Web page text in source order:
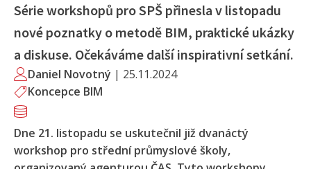
Série workshopů pro SPŠ přinesla v listopadu
nové poznatky o metodě BIM, praktické ukázky
a diskuse. Očekáváme další inspirativní setkání.
Daniel Novotný | 25.11.2024
Koncepce BIM
Dne 21. listopadu se uskutečnil již dvanáctý
workshop pro střední průmyslové školy,